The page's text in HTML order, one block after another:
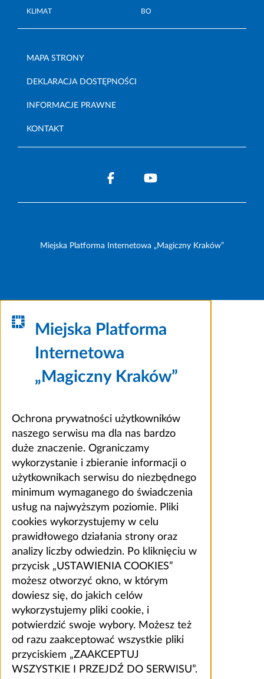
KLIMAT BO
MAPA STRONY
DEKLARACJA DOSTĘPNOŚCI
INFORMACJE PRAWNE
KONTAKT
Miejska Platforma Internetowa „Magiczny Kraków”
Miejska Platforma
Internetowa
„Magiczny Kraków”
Ochrona prywatności użytkowników
naszego serwisu ma dla nas bardzo
duże znaczenie. Ograniczamy
wykorzystanie i zbieranie informacji o
użytkownikach serwisu do niezbędnego
minimum wymaganego do świadczenia
usług na najwyższym poziomie. Pliki
cookies wykorzystujemy w celu
prawidłowego działania strony oraz
analizy liczby odwiedzin. Po kliknięciu w
przycisk „USTAWIENIA COOKIES”
możesz otworzyć okno, w którym
dowiesz się, do jakich celów
wykorzystujemy pliki cookie, i
potwierdzić swoje wybory. Możesz też
od razu zaakceptować wszystkie pliki
przyciskiem „ZAAKCEPTUJ
WSZYSTKIE I PRZEJDŹ DO SERWISU”.